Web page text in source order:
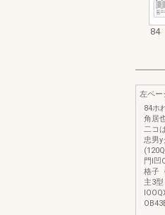
84
左ペー
84ホ
角居
二コ
忠男y
門l凹
格子
主3